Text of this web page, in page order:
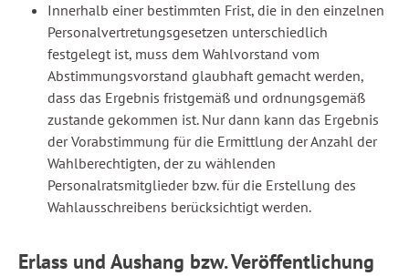
Innerhalb einer bestimmten Frist, die in den einzelnen
Personalvertretungsgesetzen unterschiedlich
festgelegt ist, muss dem Wahlvorstand vom
Abstimmungsvorstand glaubhaft gemacht werden,
dass das Ergebnis fristgemäß und ordnungsgemäß
zustande gekommen ist. Nur dann kann das Ergebnis
der Vorabstimmung für die Ermittlung der Anzahl der
Wahlberechtigten, der zu wählenden
Personalratsmitglieder bzw. für die Erstellung des
Wahlausschreibens berücksichtigt werden.
Erlass und Aushang bzw. Veröffentlichung